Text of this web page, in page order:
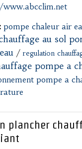
pompe chaleur air
au sol
/ regulation
pompe a
pompe a
plancher